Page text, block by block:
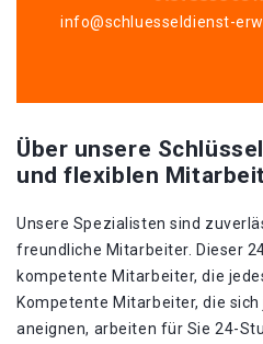
info@schluesseldienst-
Über unsere
und flexiblen
Unsere Spezialisten sind
freundliche Mitarbeiter. Dieser
kompetente Mitarbeiter, die
Kompetente Mitarbeiter, die
aneignen, arbeiten für Sie 24-